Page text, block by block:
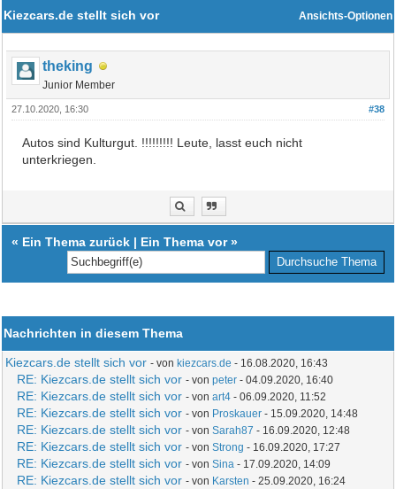
Ansichts-Optionen
Kiezcars.de stellt sich vor
theking
Junior Member
#38
27.10.2020, 16:30
Autos sind Kulturgut. !!!!!!!!! Leute, lasst euch nicht
unterkriegen.
« Ein Thema zurück | Ein Thema vor»
Nachrichten in diesem Thema
Kiezcars.de stellt sich vor - von kiezcars.de - 16.08.2020, 16:43
RE: Kiezcars.de stellt sich vor - vonpeter - 04.09.2020, 16:40
RE: Kiezcars.de stellt sich vor - vonart4 - 06.09.2020, 11:52
RE: Kiezcars.de stellt sich vor - von Proskauer - 15.09.2020, 14:48
RE: Kiezcars.de stellt sich vor - vonSarah87 - 16.09.2020, 12:48
RE: Kiezcars.de stellt sich vor - vonStrong - 16.09.2020, 17:27
RE: Kiezcars.de stellt sich vor - vonSina - 17.09.2020, 14:09
RE: Kiezcars.de stellt sich vor - von Karsten - 25.09.2020, 16:24